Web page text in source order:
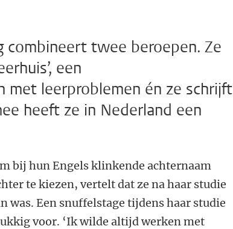
combineert twee beroepen. Ze
een
leerproblemen én ze schrijft
heeft ze in Nederland een
bij hun Engels klinkende achternaam
te kiezen, vertelt dat ze na haar studie
was. Een snuffelstage tijdens haar studie
voor. ‘Ik wilde altijd werken met